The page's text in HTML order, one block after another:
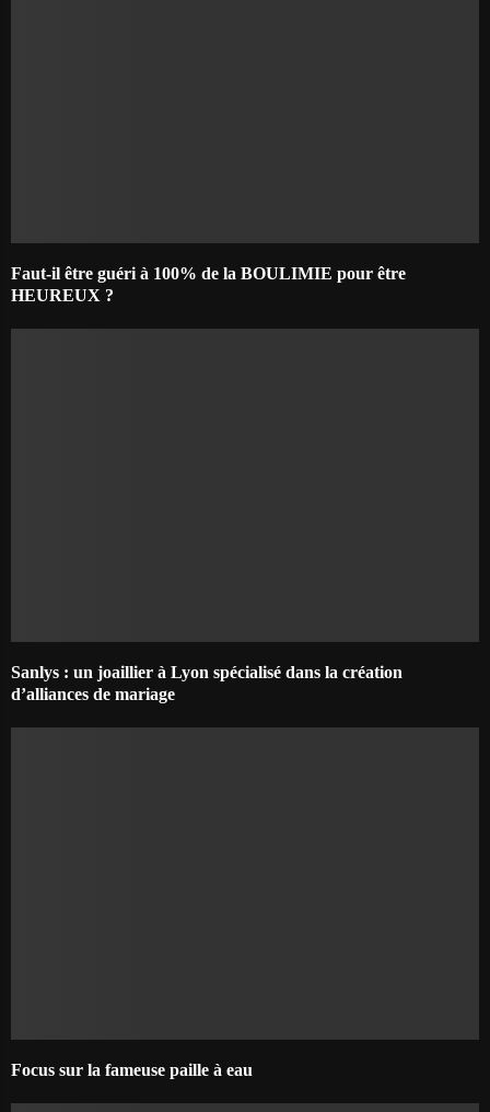
Faut-il être guéri à 100% de la BOULIMIE pour être
HEUREUX ?
Sanlys : un joaillier à Lyon spécialisé dans la création
d’alliances de mariage
Focus sur la fameuse paille à eau